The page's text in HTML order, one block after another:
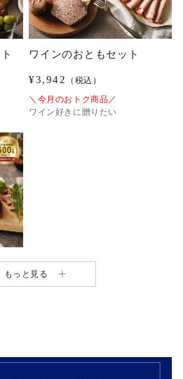
ワインのおともセット
¥3,942
（税込）
＼今月のおトク商品／
ワイン好きに贈りたい
もっと見る